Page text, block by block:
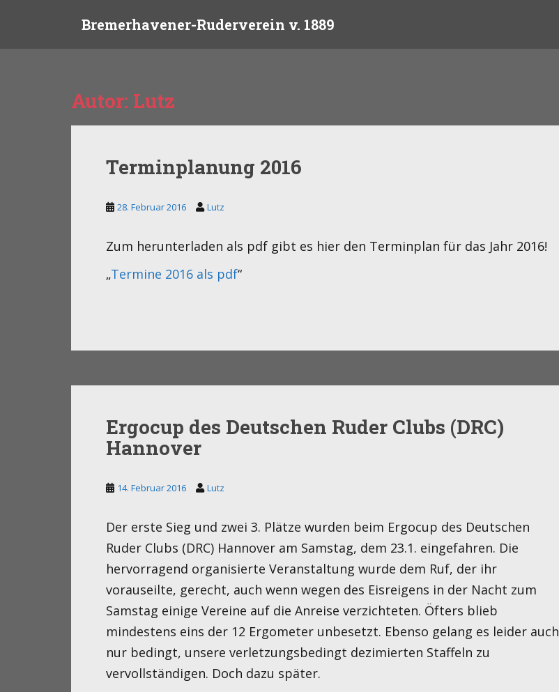
Bremerhavener-Ruderverein v. 1889
Autor: Lutz
Terminplanung 2016
28. Februar 2016 Lutz
Zum herunterladen als pdf gibt es hier den Terminplan für das Jahr 2016!
„Termine 2016 als pdf“
Ergocup des Deutschen Ruder Clubs (DRC)
Hannover
14. Februar 2016 Lutz
Der erste Sieg und zwei 3. Plätze wurden beim Ergocup des Deutschen
Ruder Clubs (DRC) Hannover am Samstag, dem 23.1. eingefahren. Die
hervorragend organisierte Veranstaltung wurde dem Ruf, der ihr
vorauseilte, gerecht, auch wenn wegen des Eisreigens in der Nacht zum
Samstag einige Vereine auf die Anreise verzichteten. Öfters blieb
mindestens eins der 12 Ergometer unbesetzt. Ebenso gelang es leider auch
nur bedingt, unsere verletzungsbedingt dezimierten Staffeln zu
vervollständigen. Doch dazu später.